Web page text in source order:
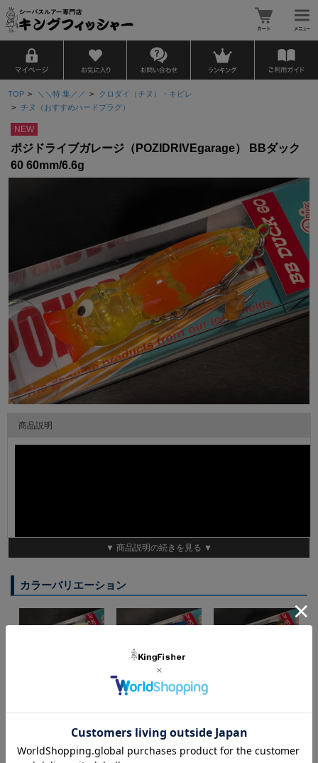
TOP > ＼＼特 集／／ > クロダイ（チヌ）・キビレ
> チヌ（おすすめハードプラグ）
NEW
ポジドライブガレージ（POZIDRIVEgarage） BBダック
60 60mm/6.6g
商品説明
ポジドライブガレージ（POZIDRIVEgarage） BBダック 60
能あるアヒルは爪隠す⁈
水絡の良いひょうたん型ボディと、意図的に抵抗となるダックビ
ルカップを備えたポッパーの登場です。
移動距離を抑えたスローテンポなテーブルターンでは、ポップ音
▼ 商品説明の続きを見る ▼
カラーバリエーション
ブルーシャッド